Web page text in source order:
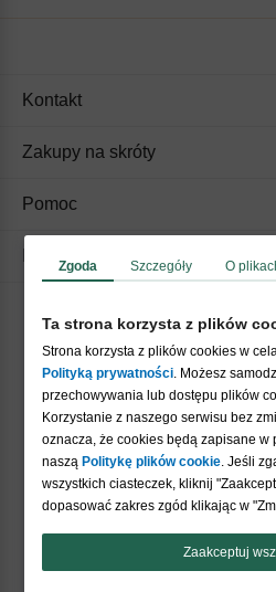
Akceptujemy
Nasi
Kontakt
Zakupy na skróty
Pomoc
Zgoda Szczegóły O
Ta strona korzysta z plików
Strona korzysta z plików cookies w
Polityką prywatności. Możesz
przechowywania lub dostępu plików
Korzystanie z naszego serwisu bez
oznacza, że cookies będą zapisane
naszą Politykę plików cookie. Jeśli
wszystkich ciasteczek, kliknij
dopasować zakres zgód klikając w
Zaakceptuj